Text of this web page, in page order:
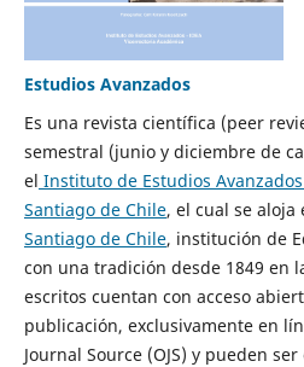
Estudios Avanzados
Es una revista científica (peer
semestral (junio y diciembre de
el Instituto de Estudios
Santiago de Chile, el cual se aloja
Santiago de Chile, institución de
con una tradición desde 1849 en
escritos cuentan con acceso
publicación, exclusivamente en
Journal Source (OJS) y pueden